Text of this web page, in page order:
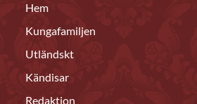
Hem
Kungafamiljen
Utländskt
Kändisar
Redaktion